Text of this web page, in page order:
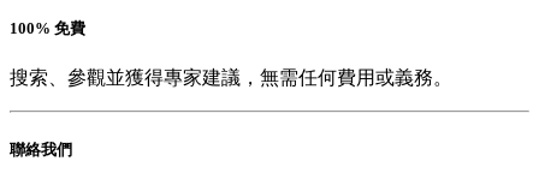
100% 免費
搜索、參觀並獲得專家建議，無需任何費用或義務。
聯絡我們